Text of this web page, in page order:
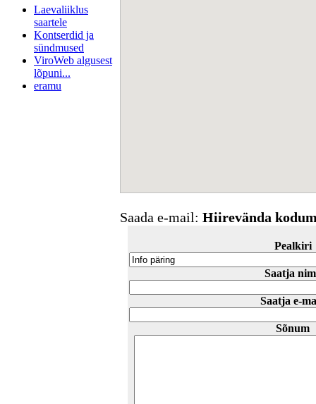
Laevaliiklus
saartele
Kontserdid ja
sündmused
ViroWeb algusest
lõpuni...
eramu
Saada e-mail: Hiirevända
Pealkiri
Saatja
Saatja e-
Sõnum